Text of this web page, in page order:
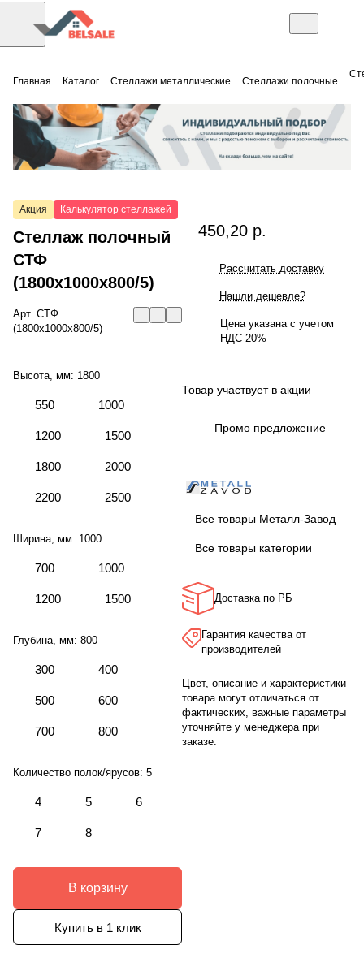
Главная Каталог Стеллажи металлические Стеллажи полочные
Акция Калькулятор стеллажей
Стеллаж полочный
СТФ
(1800x1000x800/5)
Арт. СТФ
(1800x1000x800/5)
Высота, мм: 1800
550 1000
1200 1500
1800 2000
2200 2500
Ширина, мм: 1000
700 1000
1200 1500
Глубина, мм: 800
300 400
500 600
700 800
Количество полок/ярусов: 5
4 5 6
7 8
В корзину
Купить в 1 клик
450,20 р.
Рассчитать доставку
Нашли дешевле?
Цена указана с учетом
НДС 20%
Товар участвует в акции
Промо предложение
Все товары Металл-Завод
Все товары категории
Доставка по РБ
Гарантия качества от
производителей
Цвет, описание и характеристики
товара могут отличаться от
фактических, важные параметры
уточняйте у менеджера при
заказе.